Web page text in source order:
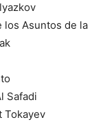
los Asuntos de la
Safadi
Tokayev